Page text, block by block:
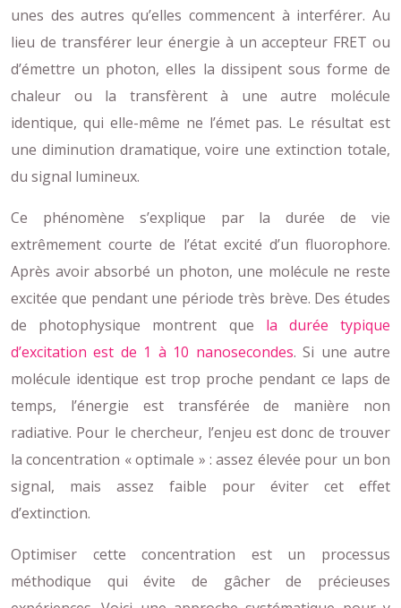
unes des autres qu’elles commencent à interférer. Au
lieu de transférer leur énergie à un accepteur FRET ou
d’émettre un photon, elles la dissipent sous forme de
chaleur ou la transfèrent à une autre molécule
identique, qui elle-même ne l’émet pas. Le résultat est
une diminution dramatique, voire une extinction totale,
du signal lumineux.
Ce phénomène s’explique par la durée de vie
extrêmement courte de l’état excité d’un fluorophore.
Après avoir absorbé un photon, une molécule ne reste
excitée que pendant une période très brève. Des études
de photophysique montrent que la durée typique
d’excitation est de 1 à 10 nanosecondes. Si une autre
molécule identique est trop proche pendant ce laps de
temps, l’énergie est transférée de manière non
radiative. Pour le chercheur, l’enjeu est donc de trouver
la concentration « optimale » : assez élevée pour un bon
signal, mais assez faible pour éviter cet effet
d’extinction.
Optimiser cette concentration est un processus
méthodique qui évite de gâcher de précieuses